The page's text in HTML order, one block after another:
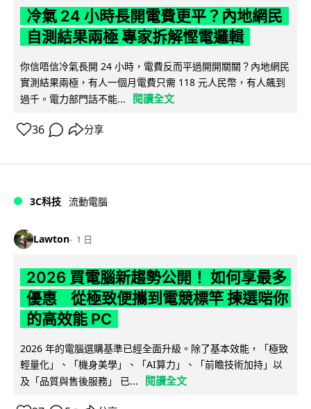
冷氣 24 小時長開電費更平？內地網民
自測結果兩極 專家拆解慳電邏輯
你信唔信冷氣長開 24 小時，電費反而平過開開關關？內地網民
實測結果兩極，有人一個月電費只需 118 元人民幣，有人飆到
過千。電力部門話不能...
閱讀全文
36 分享
3C科技 流動電腦
Lawton 1 日
2026 買電腦新趨勢公開！ 如何享最多
優惠 從極致便攜到電競標竿 揀選啱你
的高效能 PC
2026 年的電腦選購基準已經全面升級。除了基本效能，「極致
輕量化」、「機身美學」、「AI算力」、「前瞻技術加持」以
及「品質與售後服務」 已...
閱讀全文